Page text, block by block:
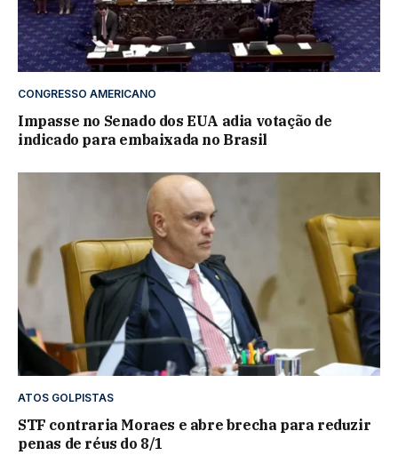
CONGRESSO AMERICANO
Impasse no Senado dos EUA adia votação de
indicado para embaixada no Brasil
ATOS GOLPISTAS
STF contraria Moraes e abre brecha para reduzir
penas de réus do 8/1